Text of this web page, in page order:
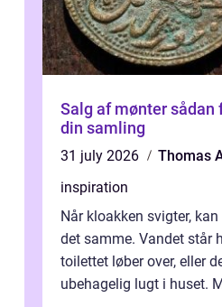
Salg af mønter sådan får du mest ud af
din samling
31 july 2026
Thomas
inspiration
Når kloakken svigter,
det samme. Vandet står
toilettet løber over, eller
ubehagelig lugt i huset.